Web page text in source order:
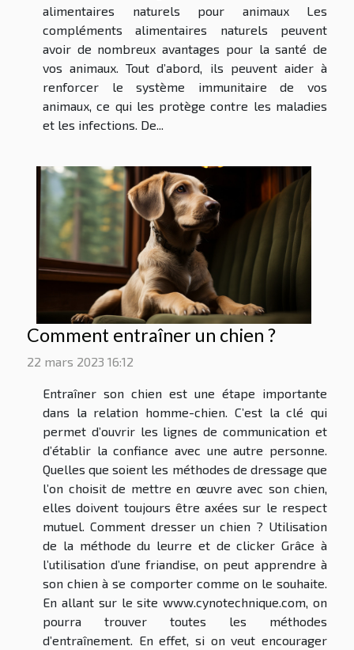
alimentaires naturels pour animaux Les
compléments alimentaires naturels peuvent
avoir de nombreux avantages pour la santé de
vos animaux. Tout d’abord, ils peuvent aider à
renforcer le système immunitaire de vos
animaux, ce qui les protège contre les maladies
et les infections. De...
Comment entraîner un chien ?
22 mars 2023 16:12
Entraîner son chien est une étape importante
dans la relation homme-chien. C’est la clé qui
permet d’ouvrir les lignes de communication et
d’établir la confiance avec une autre personne.
Quelles que soient les méthodes de dressage que
l’on choisit de mettre en œuvre avec son chien,
elles doivent toujours être axées sur le respect
mutuel. Comment dresser un chien ? Utilisation
de la méthode du leurre et de clicker Grâce à
l’utilisation d’une friandise, on peut apprendre à
son chien à se comporter comme on le souhaite.
En allant sur le site www.cynotechnique.com, on
pourra trouver toutes les méthodes
d’entraînement. En effet, si on veut encourager